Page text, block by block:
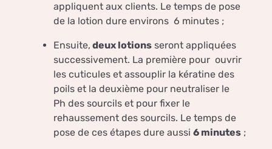
appliquent aux clients. Le temps de pose
de la lotion dure environs 6 minutes ;
Ensuite, deux lotions seront appliquées
successivement. La première pour ouvrir
les cuticules et assouplir la kératine des
poils et la deuxième pour neutraliser le
Ph des sourcils et pour fixer le
rehaussement des sourcils. Le temps de
pose de ces étapes dure aussi 6 minutes ;